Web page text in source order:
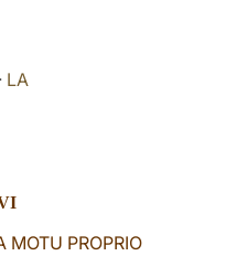
LA
MOTU PROPRIO